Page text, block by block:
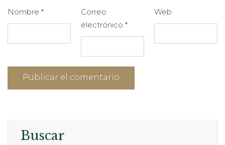
Nombre *
Correo
electrónico *
Web
Buscar